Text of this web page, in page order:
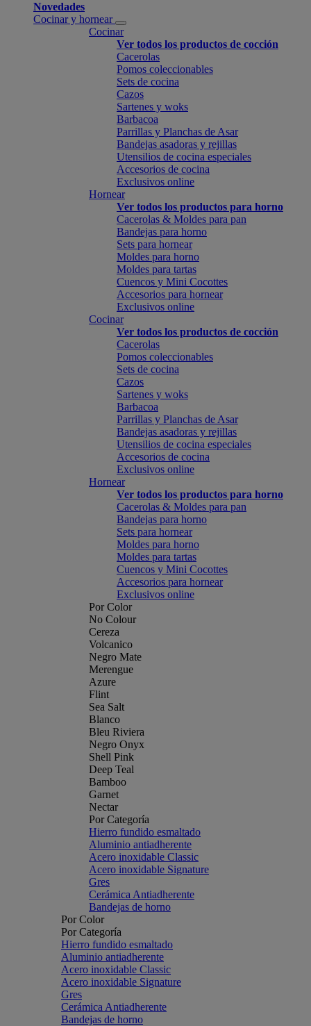
Novedades
Cocinar y hornear
Cocinar
Ver todos los productos de cocción
Cacerolas
Pomos coleccionables
Sets de cocina
Cazos
Sartenes y woks
Barbacoa
Parrillas y Planchas de Asar
Bandejas asadoras y rejillas
Utensilios de cocina especiales
Accesorios de cocina
Exclusivos online
Hornear
Ver todos los productos para horno
Cacerolas & Moldes para pan
Bandejas para horno
Sets para hornear
Moldes para horno
Moldes para tartas
Cuencos y Mini Cocottes
Accesorios para hornear
Exclusivos online
Cocinar
Ver todos los productos de cocción
Cacerolas
Pomos coleccionables
Sets de cocina
Cazos
Sartenes y woks
Barbacoa
Parrillas y Planchas de Asar
Bandejas asadoras y rejillas
Utensilios de cocina especiales
Accesorios de cocina
Exclusivos online
Hornear
Ver todos los productos para horno
Cacerolas & Moldes para pan
Bandejas para horno
Sets para hornear
Moldes para horno
Moldes para tartas
Cuencos y Mini Cocottes
Accesorios para hornear
Exclusivos online
Por Color
No Colour
Cereza
Volcanico
Negro Mate
Merengue
Azure
Flint
Sea Salt
Blanco
Bleu Riviera
Negro Onyx
Shell Pink
Deep Teal
Bamboo
Garnet
Nectar
Por Categoría
Hierro fundido esmaltado
Aluminio antiadherente
Acero inoxidable Classic
Acero inoxidable Signature
Gres
Cerámica Antiadherente
Bandejas de horno
Por Color
Por Categoría
Hierro fundido esmaltado
Aluminio antiadherente
Acero inoxidable Classic
Acero inoxidable Signature
Gres
Cerámica Antiadherente
Bandejas de horno